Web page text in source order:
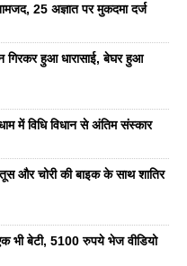
25 अज्ञात पर मुकदमा दर्ज
गिरकर हुआ धारासाई, बेघर हुआ
में विधि विधान से अंतिम संस्कार
और चोरी की बाइक के साथ शातिर
भी बेटी, 5100 रुपये भेज वीडियो